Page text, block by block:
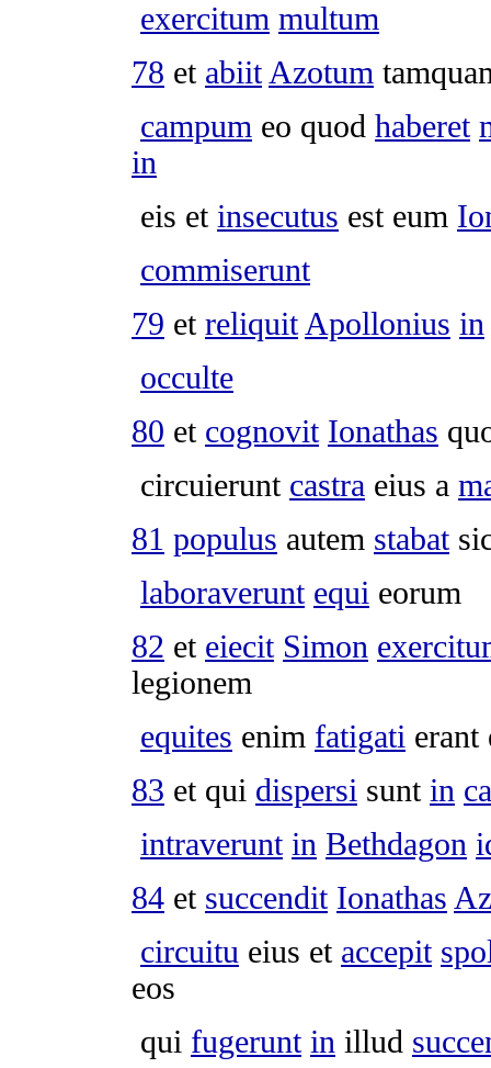
exercitum multum
78 et abiit Azotum
campum eo quod haberet
in
eis et insecutus est eum
commiserunt
79 et reliquit Apollonius in
occulte
80 et cognovit Ionathas
circuierunt castra eius a
81 populus autem stabat
laboraverunt equi eorum
82 et eiecit Simon
legionem
equites enim fatigati
83 et qui dispersi sunt in
intraverunt in Bethdagon
84 et succendit Ionathas
circuitu eius et accepit
eos
qui fugerunt in illud